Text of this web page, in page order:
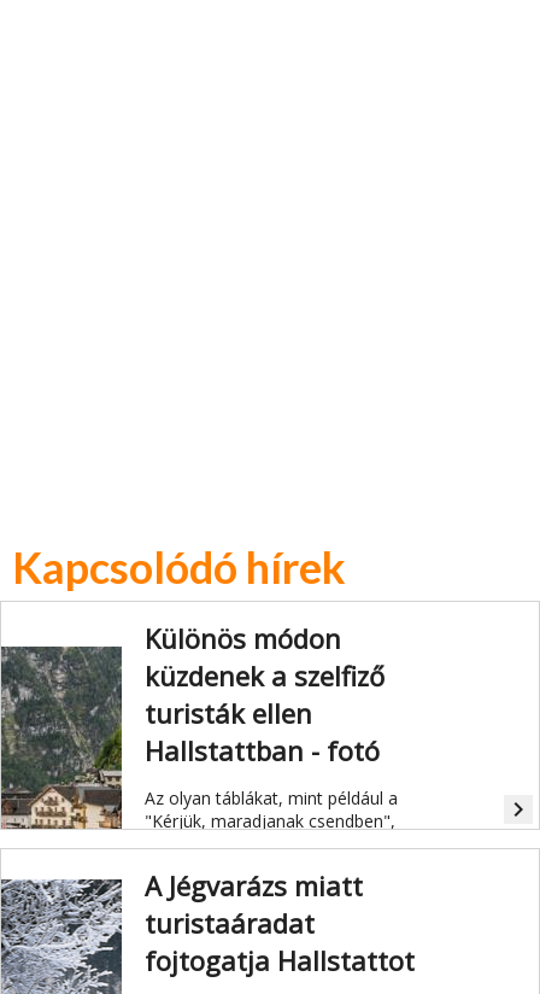
Kapcsolódó hírek
Különös módon
küzdenek a szelfiző
turisták ellen
Hallstattban - fotó
Az olyan táblákat, mint például a
"Kérjük, maradjanak csendben",
eddig figyelmen kívül hagyták a
navigate_next
A Jégvarázs miatt
turistaáradat
fojtogatja Hallstattot